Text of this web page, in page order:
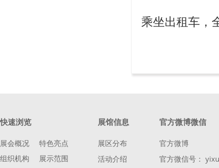
乘坐出租车，
快速浏览
展会概况
特色亮点
组织机构
展示范围
展馆信息
展区分布
活动介绍
官方微博微信
官方微博
官方微信号：